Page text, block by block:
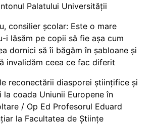
Palatului Universității
consilier școlar: Este o mare
i lăsăm pe copii să fie așa cum
dornici să îi băgăm în șabloane și
invalidăm ceea ce fac diferit
reconectării diasporei științifice și
la coada Uniunii Europene în
/ Op Ed Profesorul Eduard
la Facultatea de Științe